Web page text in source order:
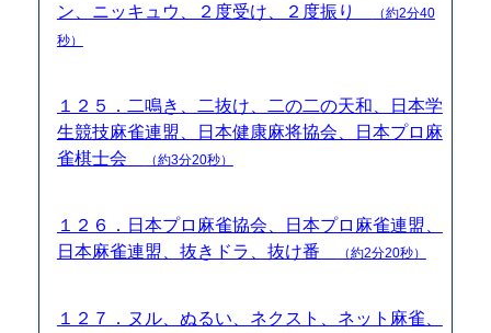
ン、ニッキュウ、２度受け、２度振り
（約2分40
秒）
１２５．二鳴き、二抜け、二の二の天和、日本学
生競技麻雀連盟、日本健康麻将協会、日本プロ麻
雀棋士会
（約3分20秒）
１２６．日本プロ麻雀協会、日本プロ麻雀連盟、
日本麻雀連盟、抜きドラ、抜け番
（約2分20秒）
１２７．ヌル、ぬるい、ネクスト、ネット麻雀、